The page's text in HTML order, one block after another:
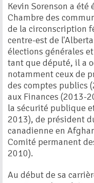
Kevin Sorenson a
Chambre des
de la circonscription
centre-est de
élections générales
tant que député, il a
notamment ceux de
des comptes publics
aux Finances (2013-
la sécurité publique
2013), de président
canadienne en
Comité permanent
2010).
Au début de sa